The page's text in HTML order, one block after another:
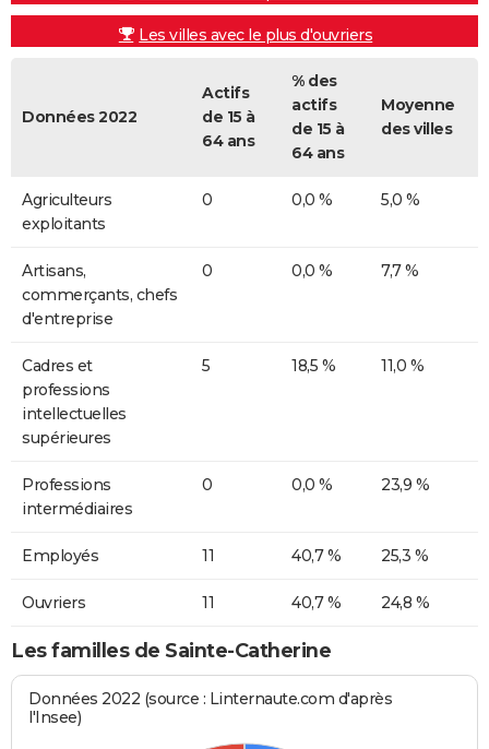
Les villes avec le plus d'ouvriers
Données 2022
Actifs
de 15 à
64 ans
% des
actifs
de 15 à
64 ans
Moyenne
des villes
Agriculteurs
exploitants
0 0,0 % 5,0 %
Artisans,
commerçants, chefs
d'entreprise
0 0,0 % 7,7 %
Cadres et
professions
intellectuelles
supérieures
5 18,5 % 11,0 %
Professions
intermédiaires
0 0,0 % 23,9 %
Employés 11 40,7 % 25,3 %
Ouvriers 11 40,7 % 24,8 %
Les familles de Sainte-Catherine
Données 2022 (source : Linternaute.com d'après
l'Insee)